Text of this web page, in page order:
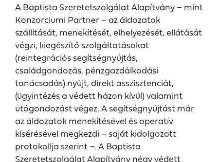
A Baptista Szeretetszolgálat Alapítvány – mint
Konzorciumi Partner – az áldozatok
szállítását, menekítését, elhelyezését, ellátását
végzi, kiegészítő szolgáltatásokat
(reintegrációs segítségnyújtás,
családgondozás, pénzgazdálkodási
tanácsadás) nyújt, direkt asszisztenciát,
(ügyintézés a védett házon kívül) valamint
utógondozást végez. A segítségnyújtást már
az áldozatok menekítésével és operatív
kísérésével megkezdi – saját kidolgozott
protokollja szerint –. A Baptista
Szeretetszolgálat Alapítvány négy védett